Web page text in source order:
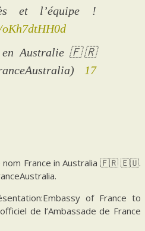
et l’équipe !
en Australie 🇫🇷
17
nom France in Australia 🇫🇷 🇪🇺.
of France to
de l’Ambassade de France